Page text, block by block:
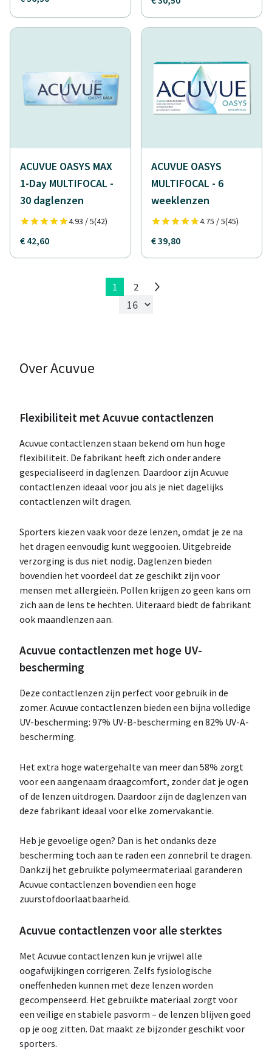
ACUVUE OASYS MAX
1-Day MULTIFOCAL -
30 daglenzen
4.93 / 5(42)
€ 42,60
ACUVUE OASYS
MULTIFOCAL - 6
weeklenzen
4.75 / 5(45)
€ 39,80
1 2
Over Acuvue
Flexibiliteit met Acuvue contactlenzen
Acuvue contactlenzen staan bekend om hun hoge
flexibiliteit. De fabrikant heeft zich onder andere
gespecialiseerd in daglenzen. Daardoor zijn Acuvue
contactlenzen ideaal voor jou als je niet dagelijks
contactlenzen wilt dragen.
Sporters kiezen vaak voor deze lenzen, omdat je ze na
het dragen eenvoudig kunt weggooien. Uitgebreide
verzorging is dus niet nodig. Daglenzen bieden
bovendien het voordeel dat ze geschikt zijn voor
mensen met allergieën. Pollen krijgen zo geen kans om
zich aan de lens te hechten. Uiteraard biedt de fabrikant
ook maandlenzen aan.
Acuvue contactlenzen met hoge UV-
bescherming
Deze contactlenzen zijn perfect voor gebruik in de
zomer. Acuvue contactlenzen bieden een bijna volledige
UV-bescherming: 97% UV-B-bescherming en 82% UV-A-
bescherming.
Het extra hoge watergehalte van meer dan 58% zorgt
voor een aangenaam draagcomfort, zonder dat je ogen
of de lenzen uitdrogen. Daardoor zijn de daglenzen van
deze fabrikant ideaal voor elke zomervakantie.
Heb je gevoelige ogen? Dan is het ondanks deze
bescherming toch aan te raden een zonnebril te dragen.
Dankzij het gebruikte polymeermateriaal garanderen
Acuvue contactlenzen bovendien een hoge
zuurstofdoorlaatbaarheid.
Acuvue contactlenzen voor alle sterktes
Met Acuvue contactlenzen kun je vrijwel alle
oogafwijkingen corrigeren. Zelfs fysiologische
oneffenheden kunnen met deze lenzen worden
gecompenseerd. Het gebruikte materiaal zorgt voor
een veilige en stabiele pasvorm – de lenzen blijven goed
op je oog zitten. Dat maakt ze bijzonder geschikt voor
sporters.